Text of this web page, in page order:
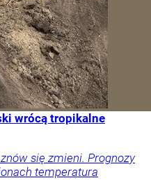
wrócą tropikalne
się zmieni. Prognozy
temperatura